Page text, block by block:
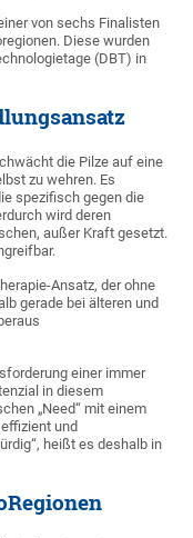
von sechs Finalisten
Diese wurden
(DBT) in
die Pilze auf eine
zu wehren. Es
spezifisch gegen die
wird deren
außer Kraft gesetzt.
Ansatz, der ohne
gerade bei älteren und
einer immer
in diesem
„Need“ mit einem
und
heißt es deshalb in